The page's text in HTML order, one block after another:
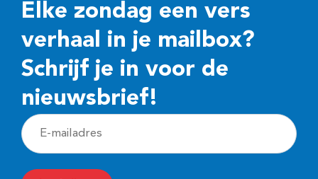
Elke zondag een vers
verhaal in je mailbox?
Schrijf je in voor de
nieuwsbrief!
E
-
m